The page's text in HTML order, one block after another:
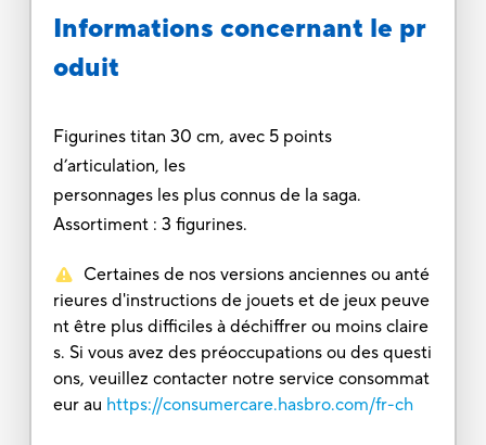
Informations concernant le pr
oduit
Figurines titan 30 cm, avec 5 points
d’articulation, les
personnages les plus connus de la saga.
Assortiment : 3 figurines.
Certaines de nos versions anciennes ou anté
rieures d'instructions de jouets et de jeux peuve
nt être plus difficiles à déchiffrer ou moins claire
s. Si vous avez des préoccupations ou des questi
ons, veuillez contacter notre service consommat
eur au https://consumercare.hasbro.com/fr-ch